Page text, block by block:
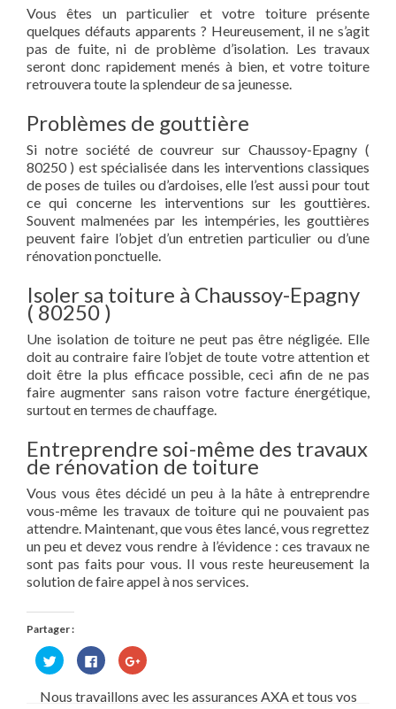
Vous êtes un particulier et votre toiture présente
quelques défauts apparents ? Heureusement, il ne s’agit
pas de fuite, ni de problème d’isolation. Les travaux
seront donc rapidement menés à bien, et votre toiture
retrouvera toute la splendeur de sa jeunesse.
Problèmes de gouttière
Si notre société de couvreur sur Chaussoy-Epagny (
80250 ) est spécialisée dans les interventions classiques
de poses de tuiles ou d’ardoises, elle l’est aussi pour tout
ce qui concerne les interventions sur les gouttières.
Souvent malmenées par les intempéries, les gouttières
peuvent faire l’objet d’un entretien particulier ou d’une
rénovation ponctuelle.
Isoler sa toiture à Chaussoy-Epagny
( 80250 )
Une isolation de toiture ne peut pas être négligée. Elle
doit au contraire faire l’objet de toute votre attention et
doit être la plus efficace possible, ceci afin de ne pas
faire augmenter sans raison votre facture énergétique,
surtout en termes de chauffage.
Entreprendre soi-même des travaux
de rénovation de toiture
Vous vous êtes décidé un peu à la hâte à entreprendre
vous-même les travaux de toiture qui ne pouvaient pas
attendre. Maintenant, que vous êtes lancé, vous regrettez
un peu et devez vous rendre à l’évidence : ces travaux ne
sont pas faits pour vous. Il vous reste heureusement la
solution de faire appel à nos services.
Partager :
Cliquez
pour
partager
Twitter(ouvre
Cliquez
pour
partager
sur
Facebook(ouvre
Cliquez
pour
Google+
Nous travaillons avec les assurances AXA et tous vos